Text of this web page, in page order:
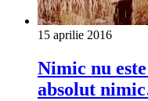
15 aprilie 2016
Nimic nu
absolut